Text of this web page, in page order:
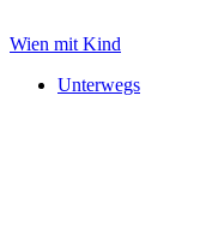
Inhalt
Wien mit Kind
Unterwegs